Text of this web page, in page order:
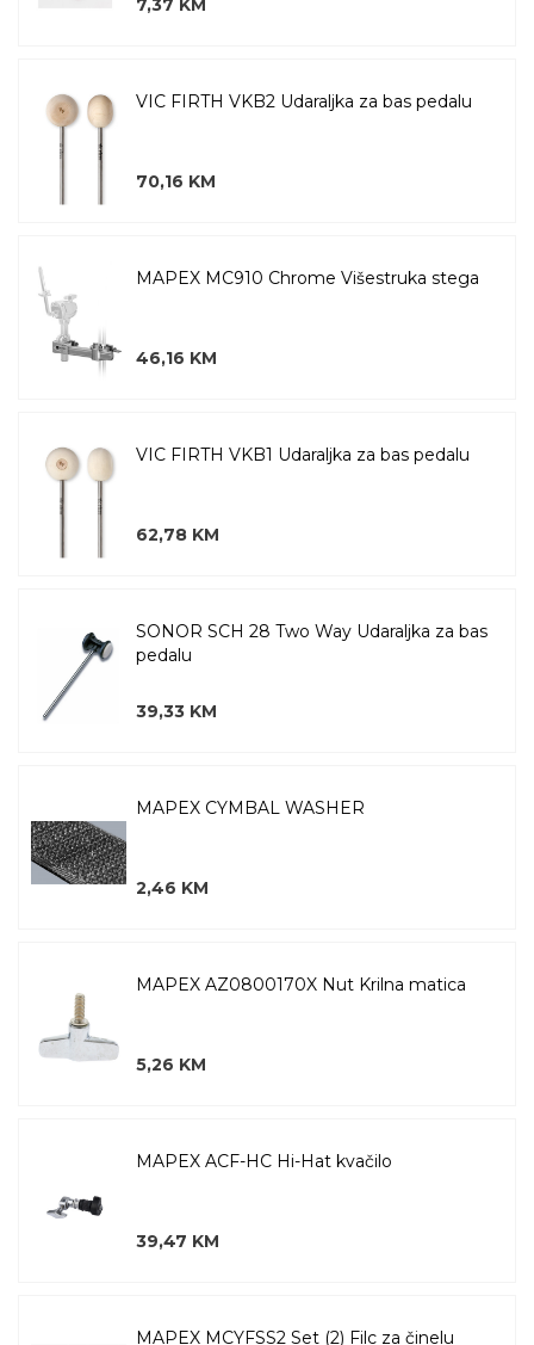
7,37 KM
VIC FIRTH VKB2 Udaraljka za bas pedalu
70,16 KM
MAPEX MC910 Chrome Višestruka stega
46,16 KM
VIC FIRTH VKB1 Udaraljka za bas pedalu
62,78 KM
SONOR SCH 28 Two Way Udaraljka za bas
pedalu
39,33 KM
MAPEX CYMBAL WASHER
2,46 KM
MAPEX AZ0800170X Nut Krilna matica
5,26 KM
MAPEX ACF-HC Hi-Hat kvačilo
39,47 KM
MAPEX MCYFSS2 Set (2) Filc za činelu